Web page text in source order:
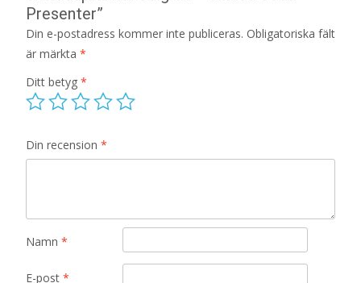
Presenter”
Din e-postadress kommer inte publiceras. Obligatoriska fält
är märkta *
Ditt betyg *
Din recension *
Namn *
E-post *